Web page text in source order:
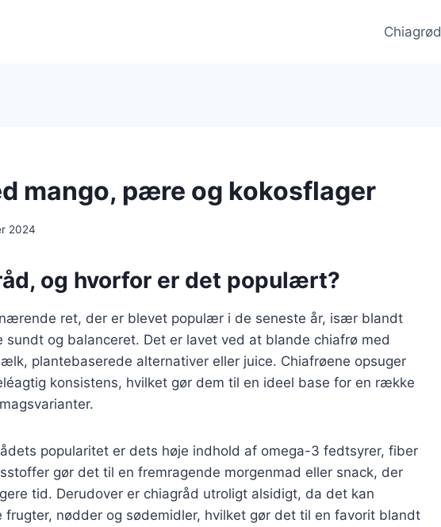
Chiagrød
mango, pære og kokosflager
2024
og hvorfor er det populært?
ret, der er blevet populær i de seneste år, især blandt
sundt og balanceret. Det er lavet ved at blande chiafrø med
plantebaserede alternativer eller juice. Chiafrøene opsuger
konsistens, hvilket gør dem til en ideel base for en række
popularitet er dets høje indhold af omega-3 fedtsyrer, fiber
gør det til en fremragende morgenmad eller snack, der
tid. Derudover er chiagråd utroligt alsidigt, da det kan
frugter, nødder og sødemidler, hvilket gør det til en favorit blandt